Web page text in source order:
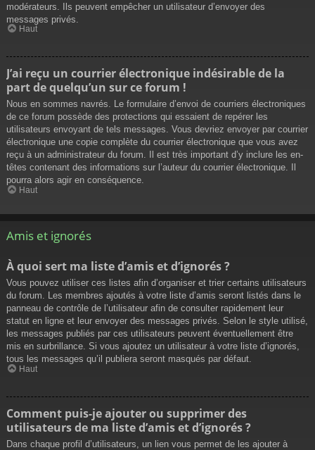
modérateurs. Ils peuvent empêcher un utilisateur d’envoyer des
messages privés.
Haut
J’ai reçu un courrier électronique indésirable de la
part de quelqu’un sur ce forum !
Nous en sommes navrés. Le formulaire d’envoi de courriers électroniques
de ce forum possède des protections qui essaient de repérer les
utilisateurs envoyant de tels messages. Vous devriez envoyer par courrier
électronique une copie complète du courrier électronique que vous avez
reçu à un administrateur du forum. Il est très important d’y inclure les en-
têtes contenant des informations sur l’auteur du courrier électronique. Il
pourra alors agir en conséquence.
Haut
Amis et ignorés
À quoi sert ma liste d’amis et d’ignorés ?
Vous pouvez utiliser ces listes afin d’organiser et trier certains utilisateurs
du forum. Les membres ajoutés à votre liste d’amis seront listés dans le
panneau de contrôle de l’utilisateur afin de consulter rapidement leur
statut en ligne et leur envoyer des messages privés. Selon le style utilisé,
les messages publiés par ces utilisateurs peuvent éventuellement être
mis en surbrillance. Si vous ajoutez un utilisateur à votre liste d’ignorés,
tous les messages qu’il publiera seront masqués par défaut.
Haut
Comment puis-je ajouter ou supprimer des
utilisateurs de ma liste d’amis et d’ignorés ?
Dans chaque profil d’utilisateurs, un lien vous permet de les ajouter à